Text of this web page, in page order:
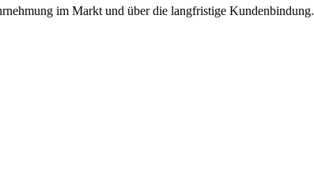
im Markt und über die langfristige Kundenbindung.